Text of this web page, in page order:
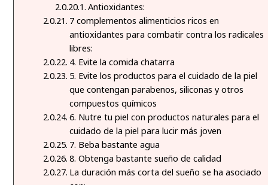
Antioxidantes:
7 complementos alimenticios ricos en
antioxidantes para combatir contra los radicales
libres:
4. Evite la comida chatarra
5. Evite los productos para el cuidado de la piel
que contengan parabenos, siliconas y otros
compuestos químicos
6. Nutre tu piel con productos naturales para el
cuidado de la piel para lucir más joven
7. Beba bastante agua
8. Obtenga bastante sueño de calidad
La duración más corta del sueño se ha asociado